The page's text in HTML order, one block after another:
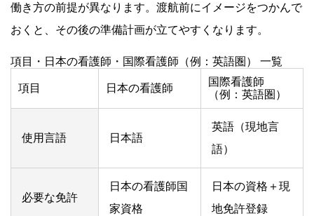
働き方の前提が異なります。渡航前にイメージをつかんで
おくと、その後の準備計画が立てやすくなります。
項目・日本の看護師・国際看護師（例：英語圏） 一覧
項目 日本の看護師
国際看護師
（例：英語圏）
使用言語 日本語
英語（現地言
語）
必要な免許
日本の看護師国
家資格
日本の資格＋現
地免許登録